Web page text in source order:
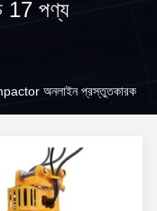
17 পণ্য
অনলাইন প্রস্তুতকারক